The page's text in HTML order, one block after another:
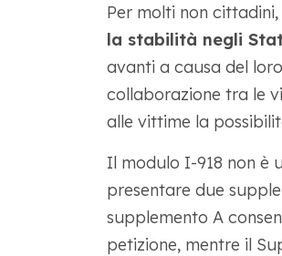
Per molti non cittadini,
la stabilità negli
avanti a causa del
collaborazione tra le
alle vittime la
Il modulo I-918 non è
presentare due
supplemento A
petizione, mentre il